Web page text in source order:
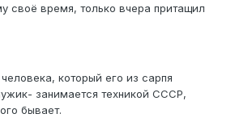
своё время, только вчера притащил
который его из сарпя
занимается техникой СССР,
бывает.